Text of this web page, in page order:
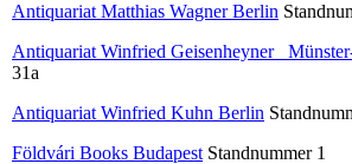
Antiquariat Matthias Wagner Berlin
Antiquariat Winfried Geisenheyner
31a
Antiquariat Winfried Kuhn Berlin
Földvári Books Budapest Standnummer 1